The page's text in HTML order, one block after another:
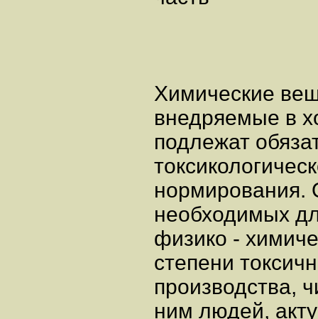
Химические
внедряемые в
подлежат
нормирования.
необходимых
физико -
степени
производства,
ним людей,